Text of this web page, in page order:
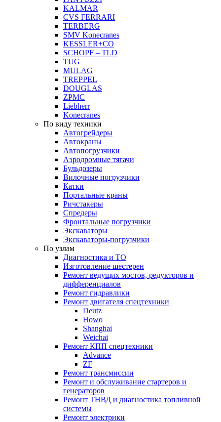
KALMAR
CVS FERRARI
TERBERG
SMV Konecranes
KESSLER+CO
SCHOPF – TLD
TUG
MULAG
TREPPEL
DOUGLAS
ZPMC
Liebherr
Konecranes
По виду техники
Автогрейдеры
Автокраны
Автопогрузчики
Аэродромные тягачи
Бульдозеры
Вилочные погрузчики
Катки
Портальные краны
Ричстакеры
Спредеры
Фронтальные погрузчики
Экскаваторы
Экскаваторы-погрузчики
По узлам
Диагностика и ТО
Изготовление шестерен
Ремонт ведущих мостов, редукторов и
дифференциалов
Ремонт гидравлики
Ремонт двигателя спецтехники
Deutz
Howo
Shanghai
Weichai
Ремонт КПП спецтехники
Advance
ZF
Ремонт трансмиссии
Ремонт и обслуживание стартеров и
генераторов
Ремонт ТНВД и диагностика топливной
системы
Ремонт электрики